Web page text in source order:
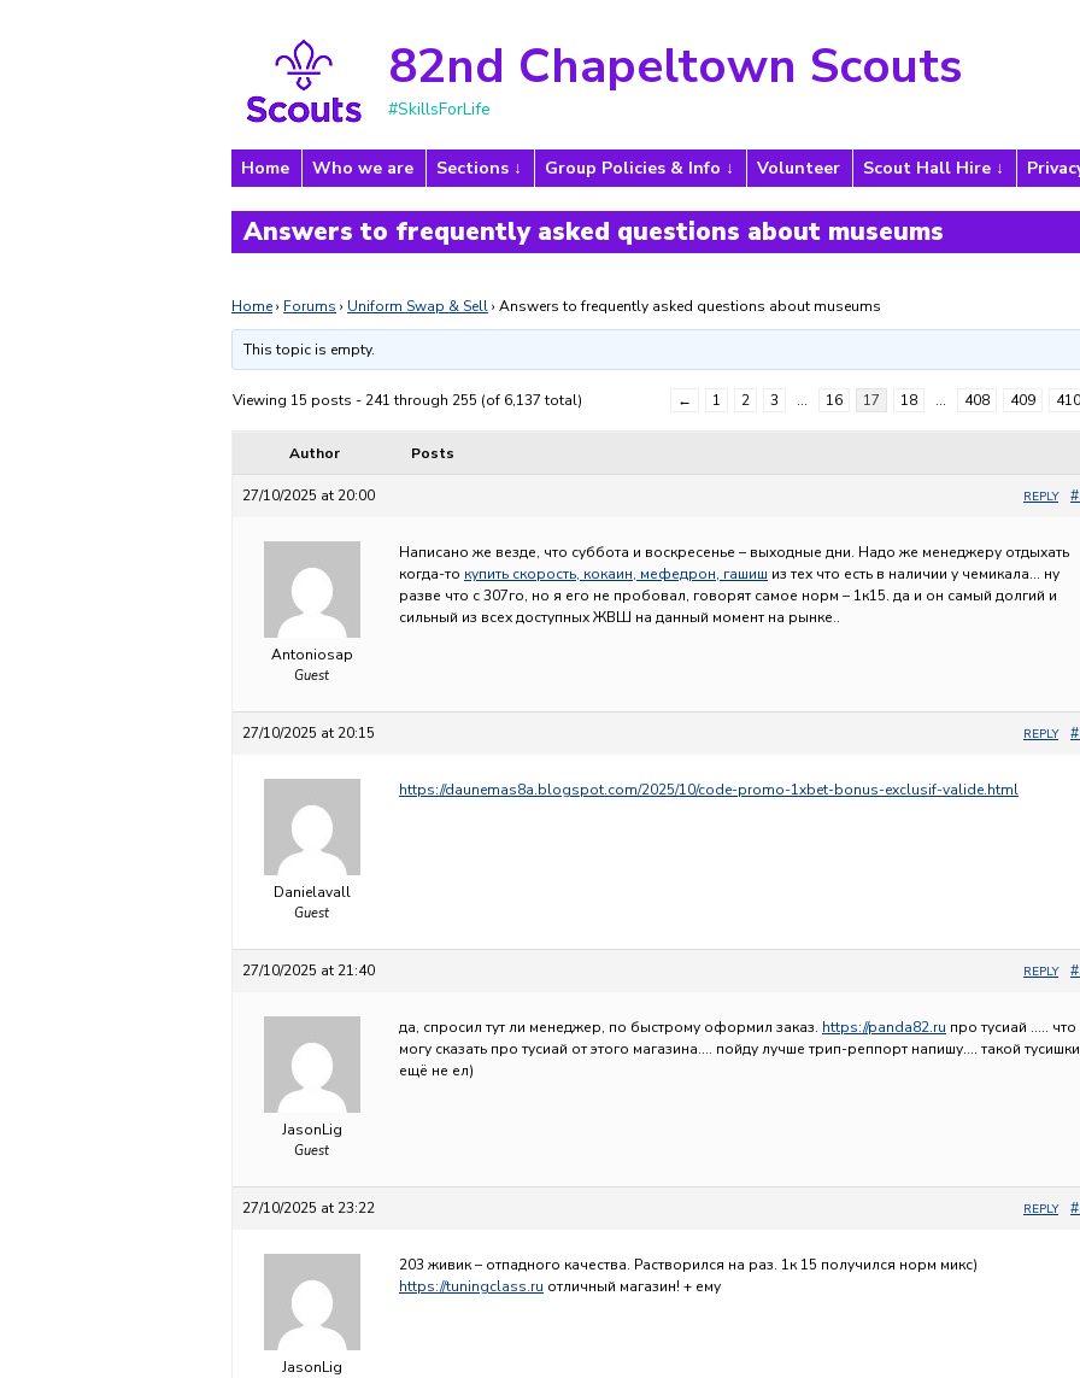
82nd Chapeltown Scouts
#SkillsForLife
Home Who we are Sections Group Policies & Info Volunteer Scout Hall Hire
Answers to frequently asked questions about museums
Home› Forums › Uniform Swap & Sell› Answers to frequently asked questions about museums
This topic is empty.
Viewing 15 posts - 241 through 255 (of 6,137 total) ← 1 2 3 … 16 17 18 … 408 409 410
Author Posts
27/10/2025 at 20:00 REPLY
Antoniosap
Guest
Написано же везде, что суббота и воскресенье – выходные дни. Надо же менеджеру отдыхать
когда-то купить скорость, кокаин, мефедрон, гашиш из тех что есть в наличии у чемикала… ну
разве что с 307го, но я его не пробовал, говорят самое норм – 1к15. да и он самый долгий и
сильный из всех доступных ЖВШ на данный момент на рынке..
27/10/2025 at 20:15 REPLY
Danielavall
Guest
https://daunemas8a.blogspot.com/2025/10/code-promo-1xbet-bonus-exclusif-valide.html
27/10/2025 at 21:40 REPLY
JasonLig
Guest
да, спросил тут ли менеджер, по быстрому оформил заказ. https://panda82.ru про тусиай ….. что
могу сказать про тусиай от этого магазина…. пойду лучше трип-реппорт напишу…. такой тусишки
ещё не ел)
27/10/2025 at 23:22 REPLY
JasonLig
203 живик – отпадного качества. Растворился на раз. 1к 15 получился норм микс)
https://tuningclass.ru отличный магазин! + ему